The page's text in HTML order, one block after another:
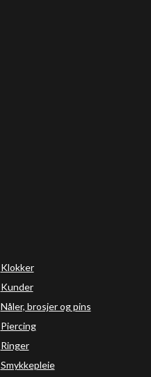
Klokker
Kunder
Nåler, brosjer og pins
Piercing
Ringer
Smykkepleie